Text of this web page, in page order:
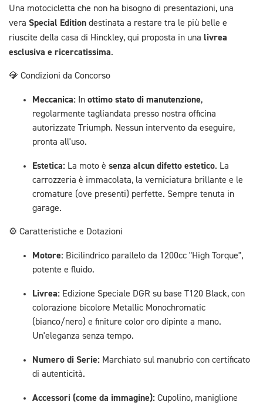
Una motocicletta che non ha bisogno di presentazioni, una
vera Special Edition destinata a restare tra le più belle e
riuscite della casa di Hinckley, qui proposta in una livrea
esclusiva e ricercatissima.
💎 Condizioni da Concorso
Meccanica: In ottimo stato di manutenzione,
regolarmente tagliandata presso nostra officina
autorizzate Triumph. Nessun intervento da eseguire,
pronta all'uso.
Estetica: La moto è senza alcun difetto estetico. La
carrozzeria è immacolata, la verniciatura brillante e le
cromature (ove presenti) perfette. Sempre tenuta in
garage.
⚙️ Caratteristiche e Dotazioni
Motore: Bicilindrico parallelo da 1200cc "High Torque",
potente e fluido.
Livrea: Edizione Speciale DGR su base T120 Black, con
colorazione bicolore Metallic Monochromatic
(bianco/nero) e finiture color oro dipinte a mano.
Un'eleganza senza tempo.
Numero di Serie: Marchiato sul manubrio con certificato
di autenticità.
Accessori (come da immagine): Cupolino, maniglione